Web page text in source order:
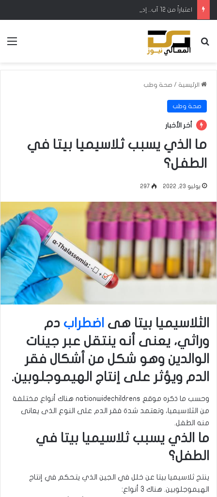
بحث عن
الرئيسية / صحة وطب
صحة وطب
أخر الأخبار
ما الذي يسبب ثلاسيميا بيتا في
الطفل؟
يوليو 23, 2022 297
الثلاسيميا بيتا هى اضطراب دم
وراثي، يعنى أنه ينتقل عبر جينات
الوالدين وهو شكل من أشكال فقر
الدم ويؤثر على إنتاج الهيموجلوبين.
وحسب ما ذكره موقع nationwidechildrens هناك أنواع مختلفة
من الثلاسيميا، وتعتمد شدة فقر الدم على النوع الذى يعانى
منه الطفل.
ما الذي يسبب ثلاسيميا بيتا في
الطفل؟
ينتج ثلاسيميا بيتا عن خلل في الجين الذي يتحكم في إنتاج
الهيموجلوبين. هناك 3 أنواع: